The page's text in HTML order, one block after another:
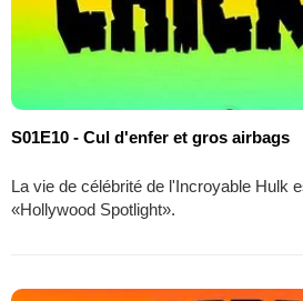
S01E10 - Cul d'enfer et gros airbags
La vie de célébrité de l'Incroyable Hulk
«Hollywood Spotlight».